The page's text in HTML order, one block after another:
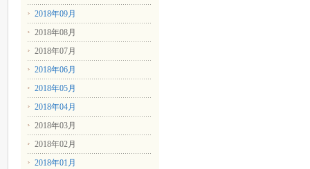
2018年09月
2018年08月
2018年07月
2018年06月
2018年05月
2018年04月
2018年03月
2018年02月
2018年01月